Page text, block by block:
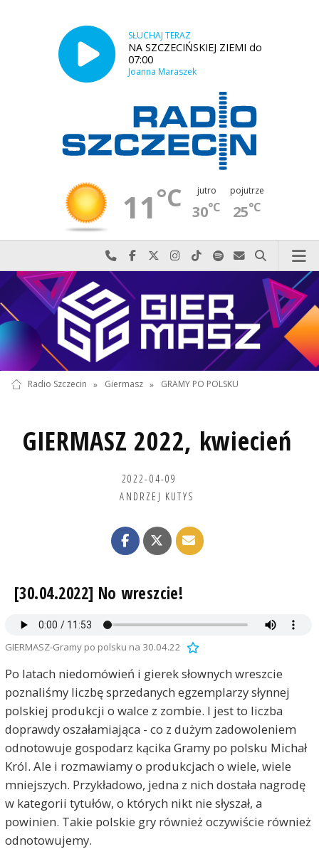
SŁUCHAJ TERAZ
NA SZCZECIŃSKIEJ ZIEMI do
07:00
Joanna Maraszek
11°C jutro
30°C
pojutrze
25°C
Najlepiej po prostu do nas zadzwoń
Odwiedź nas na Facebook-u
Odwiedź nas na X
Odwiedź nas na Instagram-ie
Odwiedź nas na TikTok-u
Szukaj nas na Spotify
Wyślij do nas
Szukaj
Radio Szczecin » Giermasz » GRAMY PO POLSKU
GIERMASZ 2022, kwiecień
2022-04-09
ANDRZEJ KUTYS
[30.04.2022] No wreszcie!
GIERMASZ-Gramy po polsku na 30.04.22
Po latach niedomówień i gierek słownych wreszcie
poznaliśmy liczbę sprzedanych egzemplarzy słynnej
polskiej produkcji o walce z zombie. I jest to liczba
doprawdy oszałamiająca - co z dużym zadowoleniem
odnotowuje gospodarz kącika Gramy po polsku Michał
Król. Ale i rozmawiamy o produkcjach o wiele, wiele
mniejszych. Przykładowo, jedna z nich dostała nagrodę
w kategorii tytułów, o których nikt nie słyszał, a
powinien. Takie polskie gry również oczywiście również
odnotowujemy.